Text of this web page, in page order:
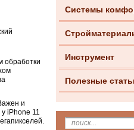
Системы
Инструмент
Полезные
обработки
и
iPhone 11